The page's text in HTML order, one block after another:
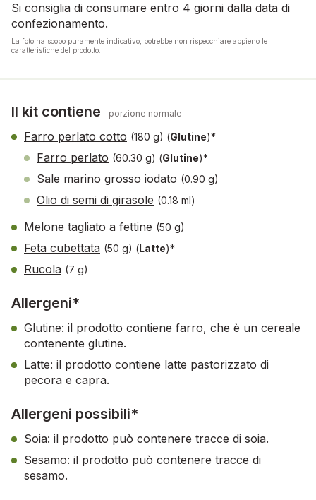
Si consiglia di consumare entro 4 giorni dalla data di
confezionamento.
La foto ha scopo puramente indicativo, potrebbe non rispecchiare appieno le
caratteristiche del prodotto.
Il kit contiene porzione normale
Farro perlato cotto (180 g) (Glutine)*
Farro perlato (60.30 g) (Glutine)*
Sale marino grosso iodato (0.90 g)
Olio di semi di girasole (0.18 ml)
Melone tagliato a fettine (50 g)
Feta cubettata (50 g) (Latte)*
Rucola (7 g)
Allergeni*
Glutine: il prodotto contiene farro, che è un cereale
contenente glutine.
Latte: il prodotto contiene latte pastorizzato di
pecora e capra.
Allergeni possibili*
Soia: il prodotto può contenere tracce di soia.
Sesamo: il prodotto può contenere tracce di
sesamo.